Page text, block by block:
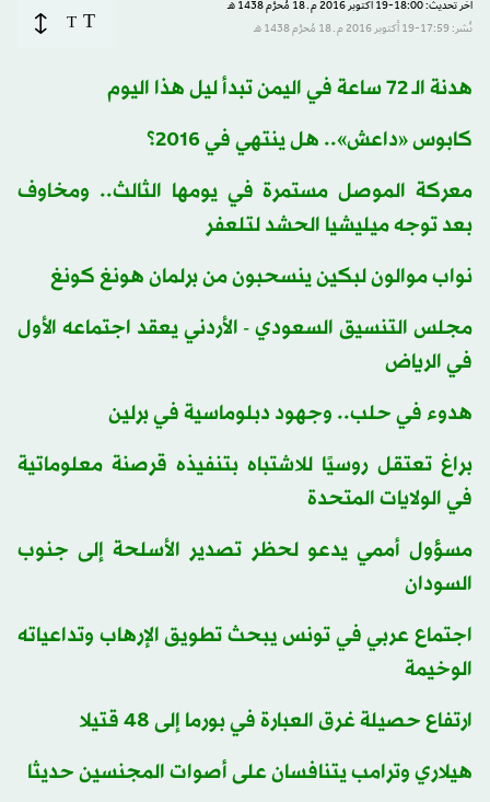
آخر تحديث: 18:00-19 أكتوبر 2016 م ـ 18 مُحرَّم 1438 هـ
نُشر: 17:59-19 أكتوبر 2016 م ـ 18 مُحرَّم 1438 هـ
T
T
هدنة الـ 72 ساعة في اليمن تبدأ ليل هذا اليوم
كابوس «داعش».. هل ينتهي في 2016؟
معركة الموصل مستمرة في يومها الثالث.. ومخاوف
بعد توجه ميليشيا الحشد لتلعفر
نواب موالون لبكين ينسحبون من برلمان هونغ كونغ
مجلس التنسيق السعودي - الأردني يعقد اجتماعه الأول
في الرياض
هدوء في حلب.. وجهود دبلوماسية في برلين
براغ تعتقل روسيًا للاشتباه بتنفيذه قرصنة معلوماتية
في الولايات المتحدة
مسؤول أممي يدعو لحظر تصدير الأسلحة إلى جنوب
السودان
اجتماع عربي في تونس يبحث تطويق الإرهاب وتداعياته
الوخيمة
ارتفاع حصيلة غرق العبارة في بورما إلى 48 قتيلا
هيلاري وترامب يتنافسان على أصوات المجنسين حديثا